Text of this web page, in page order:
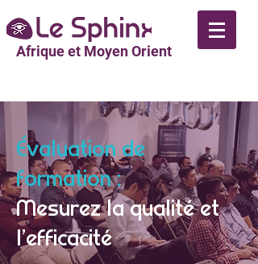
Afrique et Moyen Orient
Évaluation de
formation :
Mesurez la qualité et
l’efficacité